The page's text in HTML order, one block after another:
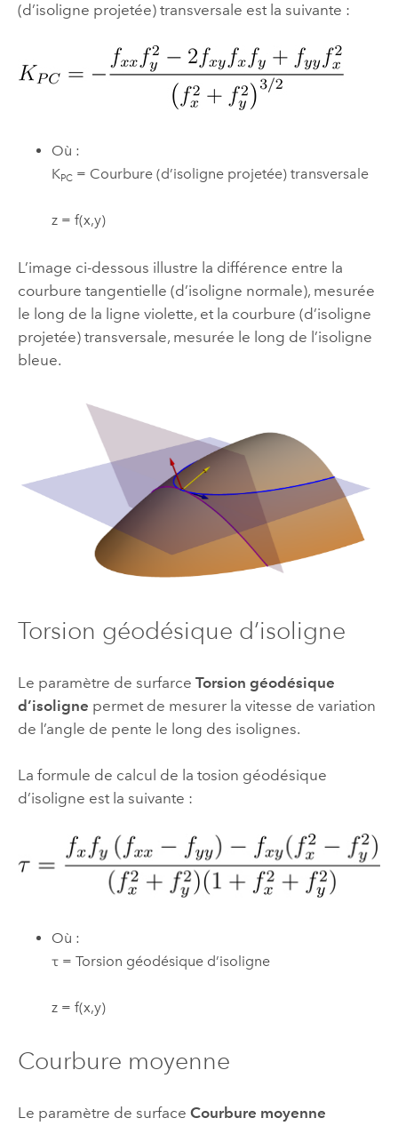
(d’isoligne projetée) transversale est la suivante :
Où :
KPC = Courbure (d’isoligne projetée) transversale
z = f(x,y)
L’image ci-dessous illustre la différence entre la
courbure tangentielle (d’isoligne normale), mesurée
le long de la ligne violette, et la courbure (d’isoligne
projetée) transversale, mesurée le long de l’isoligne
bleue.
Torsion géodésique d’isoligne
Le paramètre de surfarce Torsion géodésique
d’isoligne permet de mesurer la vitesse de variation
de l’angle de pente le long des isolignes.
La formule de calcul de la tosion géodésique
d’isoligne est la suivante :
Où :
τ = Torsion géodésique d’isoligne
z = f(x,y)
Courbure moyenne
Le paramètre de surface Courbure moyenne